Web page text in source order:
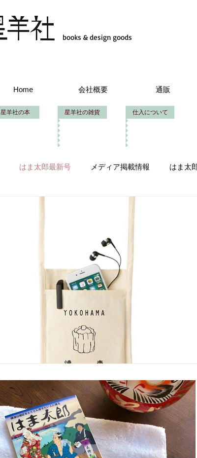
books & design goods
Home 会社概要 通販
星羊社の本 星羊社の雑貨 仕入について
はま太郎最新号 メディア掲載情報 はま太
横濱市民酒場グルリと オ
はま太郎11号
わが日常茶飯 カテ